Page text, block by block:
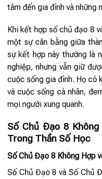
tâm đến gia đình và những
Khi kết hợp số chủ đạo 8
một sự cân bằng giữa
sự kết hợp này thường là
nghiệp, nhưng vẫn giữ
cuộc sống gia đình. Họ có
và cuộc sống cá nhân,
mọi người xung quanh.
Số Chủ Đạo 8
Trong Thần Số Học
Số Chủ Đạo 8 Không Hợp
Số Chủ Đạo 8 và Số Chủ